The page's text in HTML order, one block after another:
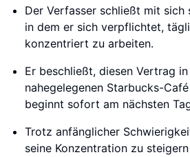
Der Verfasser schließt mit sich
in dem er sich verpflichtet,
konzentriert zu arbeiten.
Er beschließt, diesen Vertrag in
nahegelegenen Starbucks-
beginnt sofort am nächsten
Trotz anfänglicher
seine Konzentration zu